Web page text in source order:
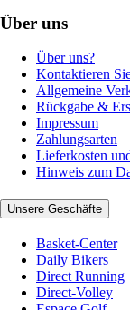
Über uns
Über uns?
Kontaktieren
Allgemeine
Rückgabe &
Impressum
Zahlungsarten
Lieferkosten
Hinweis zum
Unsere Geschäfte
Basket-Center
Daily Bikers
Direct Running
Direct-Volley